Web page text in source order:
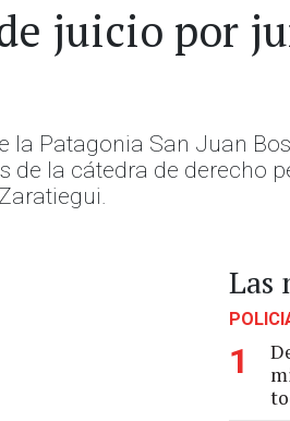
juicio por
la Patagonia San Juan
la cátedra de derecho
Las
1